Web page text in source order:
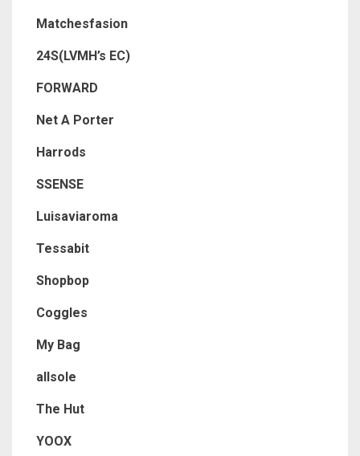
Matchesfasion
24S(LVMH’s EC)
FORWARD
Net A Porter
Harrods
SSENSE
Luisaviaroma
Tessabit
Shopbop
Coggles
My Bag
allsole
The Hut
YOOX